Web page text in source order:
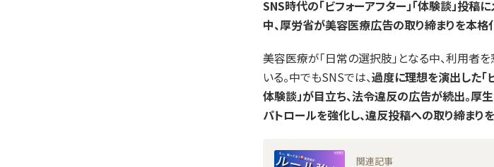
SNS時代の「ビフォーアフター」「体験談」投
中、厚労省が美容医療広告の取り締まりを本格
美容医療が「日常の選択肢」となる中、利用者
いる。中でもSNSでは、過度に理想を演出した「
体験談」が目立ち、法令違反の広告が続出。厚
パトロールを強化し、違反投稿への取り締まり